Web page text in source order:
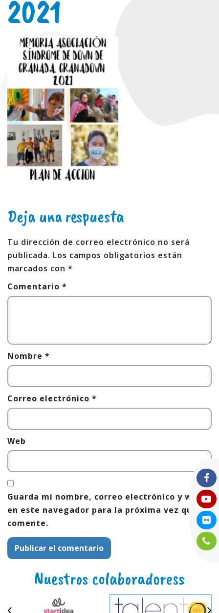
2021
Deja una respuesta
Tu dirección de correo electrónico no será
publicada. Los campos obligatorios están
marcados con *
Comentario *
Nombre *
Correo electrónico *
Web
Guarda mi nombre, correo electrónico y web
en este navegador para la próxima vez que
comente.
Nuestros colaboradoress